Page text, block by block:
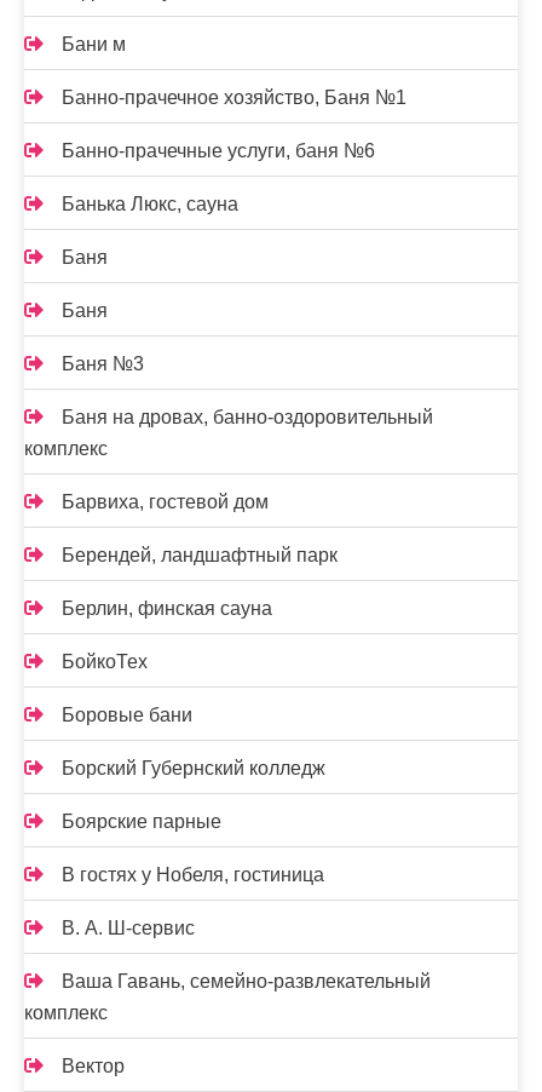
Бани м
Банно-прачечное хозяйство, Баня №1
Банно-прачечные услуги, баня №6
Банька Люкс, сауна
Баня
Баня
Баня №3
Баня на дровах, банно-оздоровительный
комплекс
Барвиха, гостевой дом
Берендей, ландшафтный парк
Берлин, финская сауна
БойкоТех
Боровые бани
Борский Губернский колледж
Боярские парные
В гостях у Нобеля, гостиница
В. А. Ш-сервис
Ваша Гавань, семейно-развлекательный
комплекс
Вектор